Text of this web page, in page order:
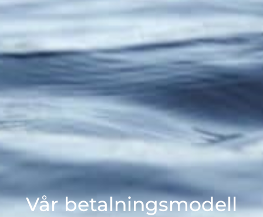
Vår betalningsmodell